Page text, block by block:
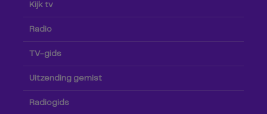
Kijk tv
Radio
TV-gids
Uitzending gemist
Radiogids